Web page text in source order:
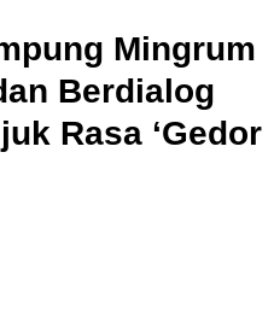
Mingrum
Berdialog
Rasa ‘Gedor